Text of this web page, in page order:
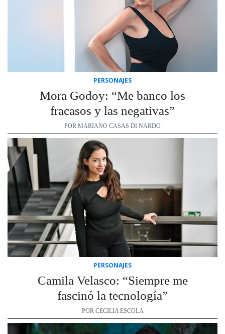
PERSONAJES
Mora Godoy: “Me banco los
fracasos y las negativas”
POR MARIANO CASAS DI NARDO
PERSONAJES
Camila Velasco: “Siempre me
fascinó la tecnología”
POR CECILIA ESCOLA